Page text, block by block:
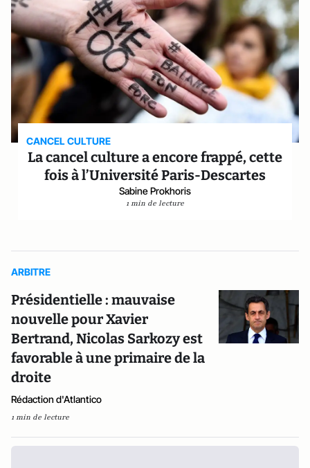
CANCEL CULTURE
La cancel culture a encore frappé, cette
fois à l’Université Paris-Descartes
Sabine Prokhoris
1 min de lecture
ARBITRE
Présidentielle : mauvaise
nouvelle pour Xavier
Bertrand, Nicolas Sarkozy est
favorable à une primaire de la
droite
Rédaction d'Atlantico
1 min de lecture